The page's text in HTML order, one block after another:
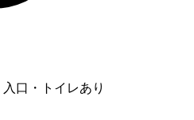
口・トイレあり